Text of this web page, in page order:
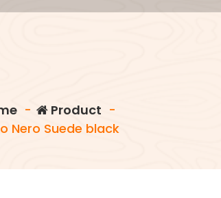
- Product -
Nero Suede black